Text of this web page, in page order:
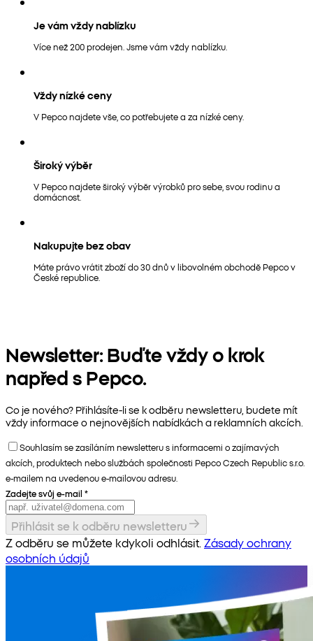
Je vám vždy nablízku
Více než 200 prodejen. Jsme vám vždy nablízku.
Vždy nízké ceny
V Pepco najdete vše, co potřebujete a za nízké ceny.
Široký výběr
V Pepco najdete široký výběr výrobků pro sebe, svou rodinu a
domácnost.
Nakupujte bez obav
Máte právo vrátit zboží do 30 dnů v libovolném obchodě Pepco v
České republice.
Newsletter: Buďte vždy o krok
napřed s Pepco.
Co je nového? Přihlásíte-li se k odběru newsletteru, budete mít
vždy informace o nejnovějších nabídkách a reklamních akcích.
Souhlasím se zasíláním newsletteru s informacemi o zajímavých
akcích, produktech nebo službách společnosti Pepco Czech Republic s.r.o.
e-mailem na uvedenou e-mailovou adresu.
Zadejte svůj e-mail *
Přihlásit se k odběru newsletteru
Z odběru se můžete kdykoli odhlásit.Zásady ochrany
osobních údajů